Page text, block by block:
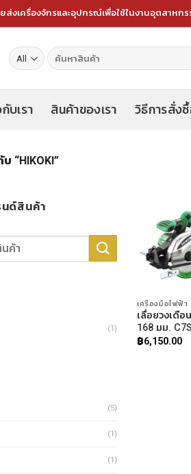
ยส่งเครื่องจักรและอุปกรณ์เพื่อใช้ในงานอุตสาหก
ค้นหา:
บเรา สินค้าของเรา วิธีการสั่ง
“HIKOKI”
ด์สินค้า
(1)
(5)
(1)
(1)
เครื่องมือไฟฟ้า
เลื่อยวงเดือ
168 มม.
฿6,150.00